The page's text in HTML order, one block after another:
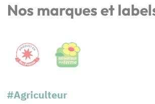
Nos marques et
#Agriculteur